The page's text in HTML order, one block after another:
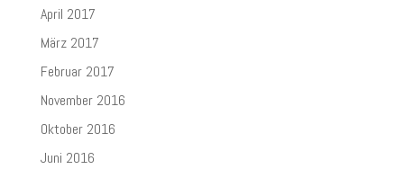
April 2017
März 2017
Februar 2017
November 2016
Oktober 2016
Juni 2016